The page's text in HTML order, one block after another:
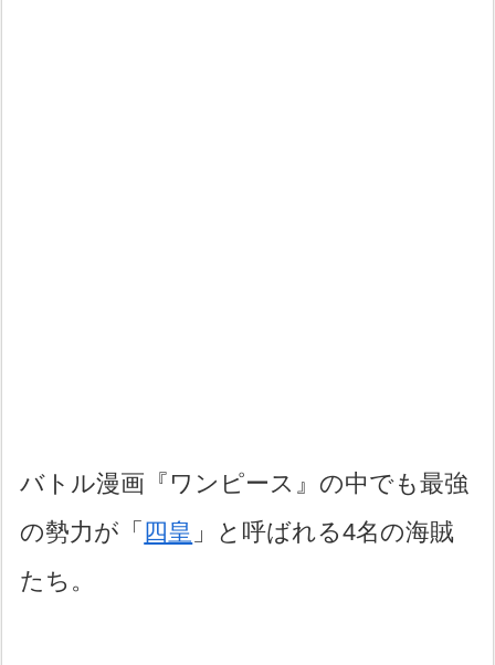
バトル漫画『ワンピース』の中でも最強
の勢力が「 四皇 」と呼ばれる4名の海賊
たち。